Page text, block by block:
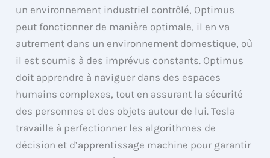
un environnement industriel contrôlé, Optimus
peut fonctionner de manière optimale, il en va
autrement dans un environnement domestique, où
il est soumis à des imprévus constants. Optimus
doit apprendre à naviguer dans des espaces
humains complexes, tout en assurant la sécurité
des personnes et des objets autour de lui. Tesla
travaille à perfectionner les algorithmes de
décision et d’apprentissage machine pour garantir